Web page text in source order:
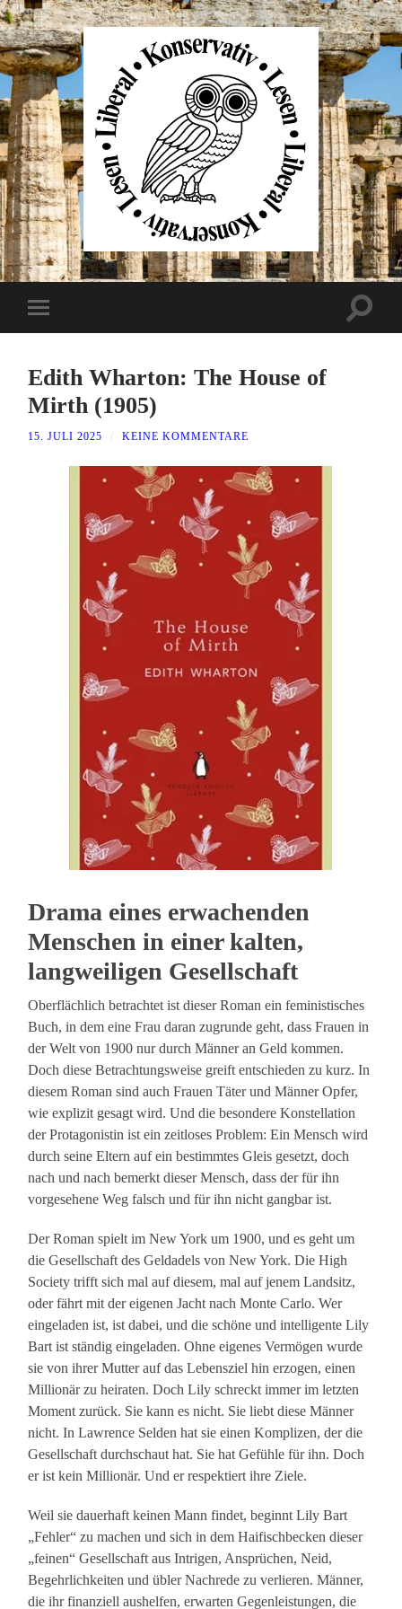
Liberal
Konservativ
Lesen
Menü
Edith Wharton: The House of
Mirth (1905)
15. JULI 2025 KEINE KOMMENTARE
Drama eines erwachenden
Menschen in einer kalten,
langweiligen Gesellschaft
Oberflächlich betrachtet ist dieser Roman ein feministisches
Buch, in dem eine Frau daran zugrunde geht, dass Frauen in
der Welt von 1900 nur durch Männer an Geld kommen.
Doch diese Betrachtungsweise greift entschieden zu kurz. In
diesem Roman sind auch Frauen Täter und Männer Opfer,
wie explizit gesagt wird. Und die besondere Konstellation
der Protagonistin ist ein zeitloses Problem: Ein Mensch wird
durch seine Eltern auf ein bestimmtes Gleis gesetzt, doch
nach und nach bemerkt dieser Mensch, dass der für ihn
vorgesehene Weg falsch und für ihn nicht gangbar ist.
Der Roman spielt im New York um 1900, und es geht um
die Gesellschaft des Geldadels von New York. Die High
Society trifft sich mal auf diesem, mal auf jenem Landsitz,
oder fährt mit der eigenen Jacht nach Monte Carlo. Wer
eingeladen ist, ist dabei, und die schöne und intelligente Lily
Bart ist ständig eingeladen. Ohne eigenes Vermögen wurde
sie von ihrer Mutter auf das Lebensziel hin erzogen, einen
Millionär zu heiraten. Doch Lily schreckt immer im letzten
Moment zurück. Sie kann es nicht. Sie liebt diese Männer
nicht. In Lawrence Selden hat sie einen Komplizen, der die
Gesellschaft durchschaut hat. Sie hat Gefühle für ihn. Doch
er ist kein Millionär. Und er respektiert ihre Ziele.
Weil sie dauerhaft keinen Mann findet, beginnt Lily Bart
„Fehler“ zu machen und sich in dem Haifischbecken dieser
„feinen“ Gesellschaft aus Intrigen, Ansprüchen, Neid,
Begehrlichkeiten und übler Nachrede zu verlieren. Männer,
die ihr finanziell aushelfen, erwarten Gegenleistungen, die